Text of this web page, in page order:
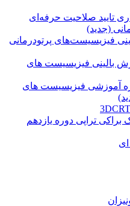
تایید صلاحیت حرفه‌ای
(جدید)
فیزیسیست‌های پرتودرمانی
بالینی فیزیسیست های
آموزشی فیزیسیست های
تراپی دوره یازدهم